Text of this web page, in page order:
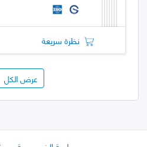
نظرة سريعة
عرض الكل